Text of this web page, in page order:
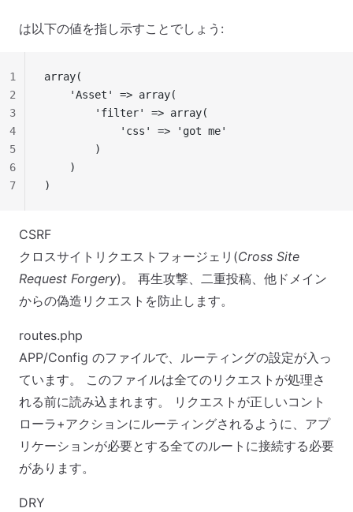
は以下の値を指し示すことでしょう:
array(
    'Asset' => array(
        'filter' => array(
            'css' => 'got me'
        )
    )
)
1
2
3
4
5
6
7
CSRF
クロスサイトリクエストフォージェリ(Cross Site
Request Forgery)。 再生攻撃、二重投稿、他ドメイン
からの偽造リクエストを防止します。
routes.php
APP/Config のファイルで、ルーティングの設定が入っ
ています。 このファイルは全てのリクエストが処理さ
れる前に読み込まれます。 リクエストが正しいコント
ローラ+アクションにルーティングされるように、アプ
リケーションが必要とする全てのルートに接続する必要
があります。
DRY